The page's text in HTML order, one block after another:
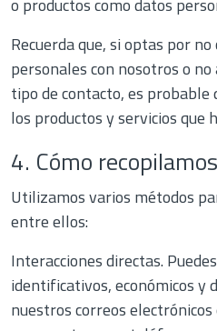
Recuerda que, si optas por
personales con nosotros o
tipo de contacto, es
los productos y servicios que
4. Cómo
Utilizamos varios métodos
entre ellos:
Interacciones directas.
identificativos, económicos y
nuestros correos